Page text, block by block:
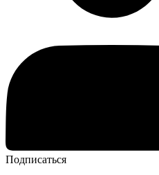
Подписаться